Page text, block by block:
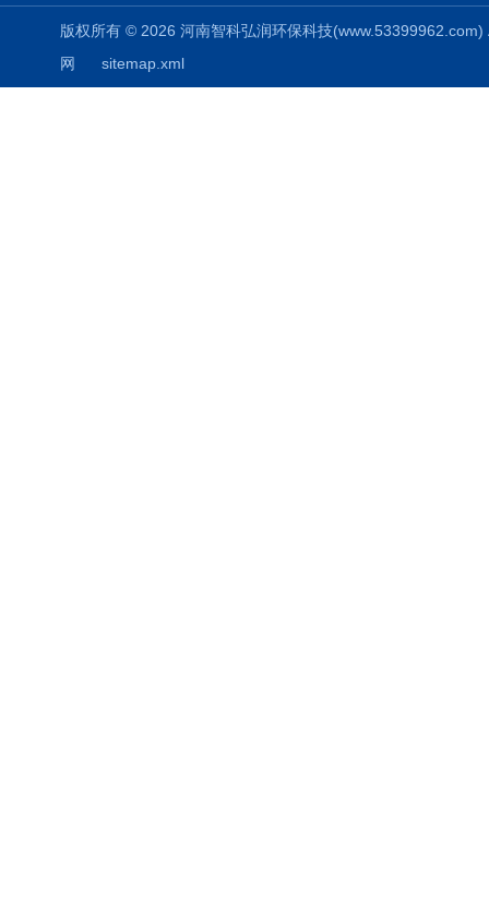
版权所有 © 2026 河南智科弘润环保科技
网
sitemap.xml